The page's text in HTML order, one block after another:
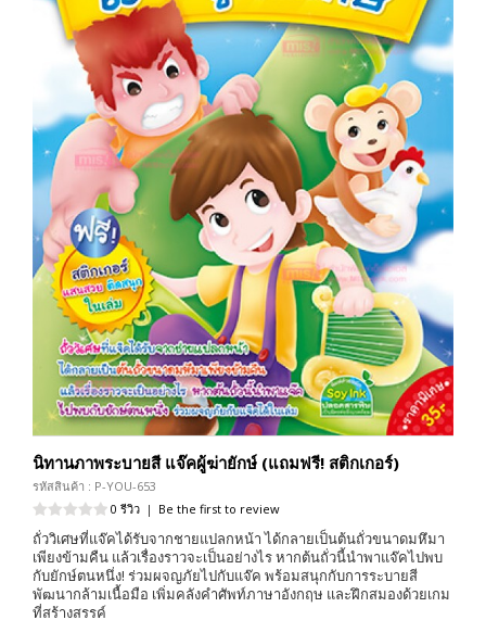
นิทานภาพระบายสี แจ๊คผู้ฆ่ายักษ์ (แถมฟรี! สติกเกอร์)
รหัสสินค้า : P-YOU-653
0 รีวิว | Be the first to review
ถั่ววิเศษที่แจ๊คได้รับจากชายแปลกหน้า ได้กลายเป็นต้นถั่วขนาดมหึมา
เพียงข้ามคืน แล้วเรื่องราวจะเป็นอย่างไร หากต้นถั่วนี้นำพาแจ๊คไปพบ
กับยักษ์ตนหนึ่ง! ร่วมผจญภัยไปกับแจ๊ค พร้อมสนุกกับการระบายสี
พัฒนากล้ามเนื้อมือ เพิ่มคลังคำศัพท์ภาษาอังกฤษ และฝึกสมองด้วยเกม
ที่สร้างสรรค์